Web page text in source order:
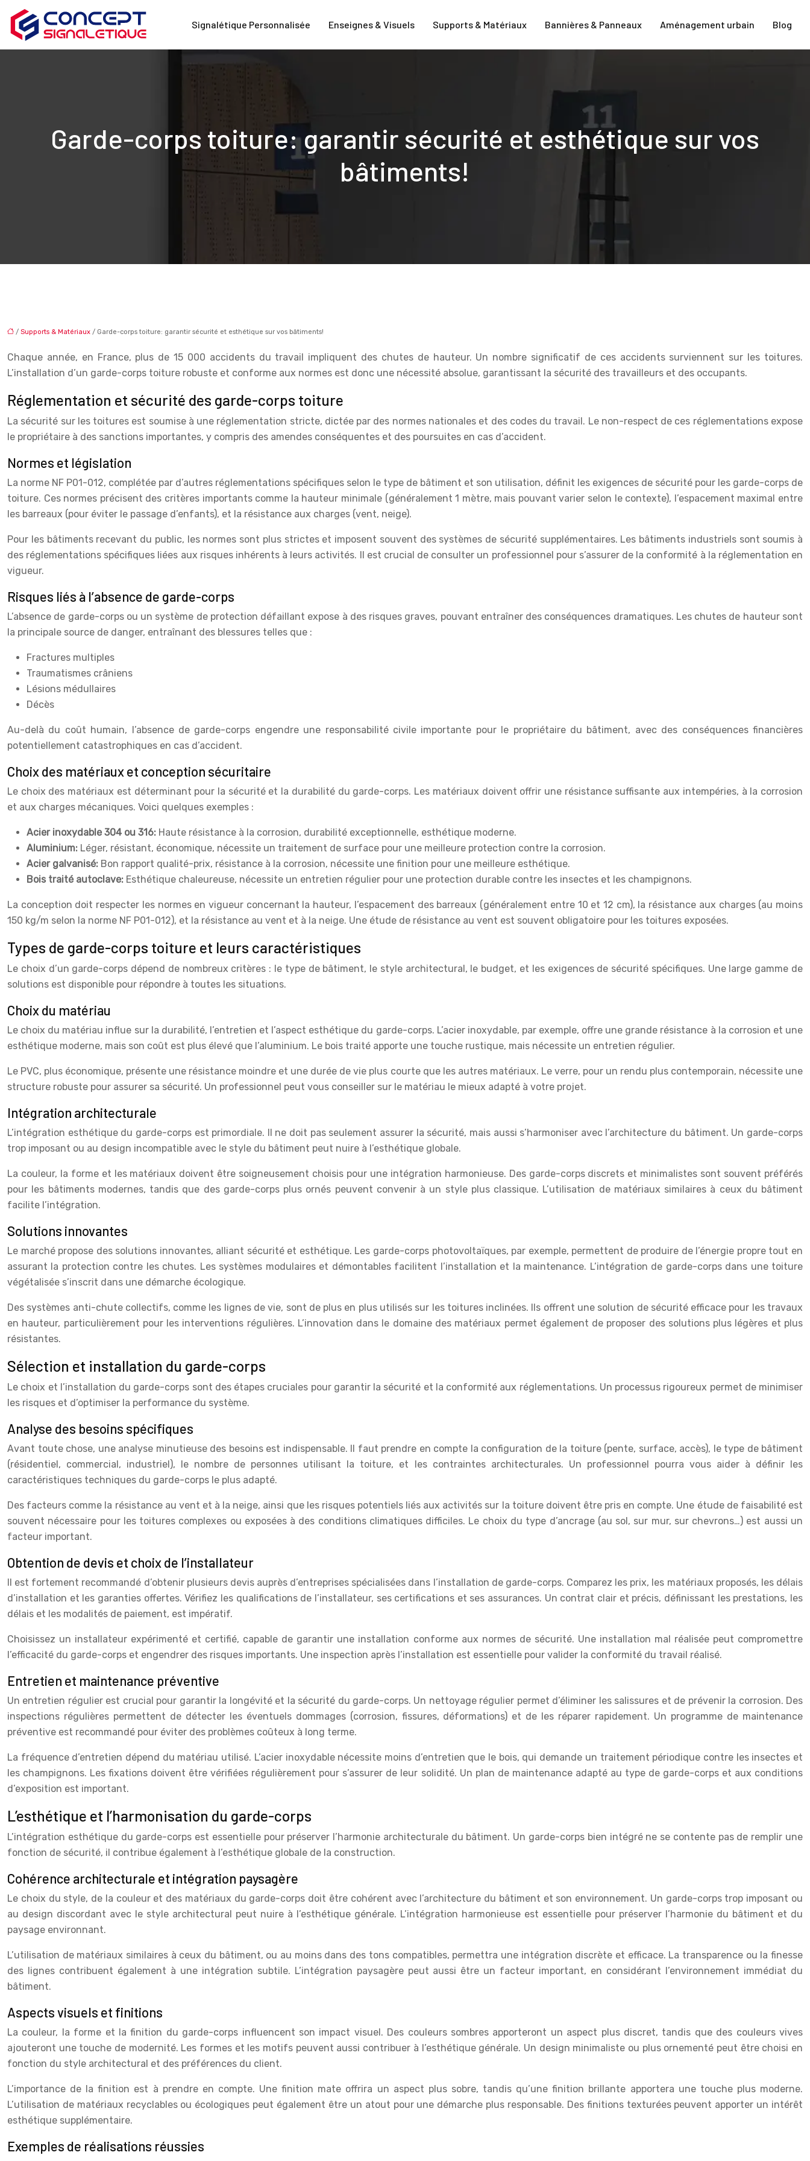
Signalétique Personnalisée Enseignes & Visuels Supports & Matériaux Bannières & Panneaux Aménagement urbain Blog
Garde-corps toiture: garantir sécurité et esthétique sur vos
bâtiments!
/ Supports & Matériaux / Garde-corps toiture: garantir sécurité et esthétique sur vos bâtiments!
Chaque année, en France, plus de 15 000 accidents du travail impliquent des chutes de hauteur. Un nombre significatif de ces accidents surviennent sur les toitures.
L’installation d’un garde-corps toiture robuste et conforme aux normes est donc une nécessité absolue, garantissant la sécurité des travailleurs et des occupants.
Réglementation et sécurité des garde-corps toiture
La sécurité sur les toitures est soumise à une réglementation stricte, dictée par des normes nationales et des codes du travail. Le non-respect de ces réglementations expose
le propriétaire à des sanctions importantes, y compris des amendes conséquentes et des poursuites en cas d’accident.
Normes et législation
La norme NF P01-012, complétée par d’autres réglementations spécifiques selon le type de bâtiment et son utilisation, définit les exigences de sécurité pour les garde-corps de
toiture. Ces normes précisent des critères importants comme la hauteur minimale (généralement 1 mètre, mais pouvant varier selon le contexte), l’espacement maximal entre
les barreaux (pour éviter le passage d’enfants), et la résistance aux charges (vent, neige).
Pour les bâtiments recevant du public, les normes sont plus strictes et imposent souvent des systèmes de sécurité supplémentaires. Les bâtiments industriels sont soumis à
des réglementations spécifiques liées aux risques inhérents à leurs activités. Il est crucial de consulter un professionnel pour s’assurer de la conformité à la réglementation en
vigueur.
Risques liés à l’absence de garde-corps
L’absence de garde-corps ou un système de protection défaillant expose à des risques graves, pouvant entraîner des conséquences dramatiques. Les chutes de hauteur sont
la principale source de danger, entraînant des blessures telles que :
Fractures multiples
Traumatismes crâniens
Lésions médullaires
Décès
Au-delà du coût humain, l’absence de garde-corps engendre une responsabilité civile importante pour le propriétaire du bâtiment, avec des conséquences financières
potentiellement catastrophiques en cas d’accident.
Choix des matériaux et conception sécuritaire
Le choix des matériaux est déterminant pour la sécurité et la durabilité du garde-corps. Les matériaux doivent offrir une résistance suffisante aux intempéries, à la corrosion
et aux charges mécaniques. Voici quelques exemples :
Acier inoxydable 304 ou 316: Haute résistance à la corrosion, durabilité exceptionnelle, esthétique moderne.
Aluminium: Léger, résistant, économique, nécessite un traitement de surface pour une meilleure protection contre la corrosion.
Acier galvanisé: Bon rapport qualité-prix, résistance à la corrosion, nécessite une finition pour une meilleure esthétique.
Bois traité autoclave: Esthétique chaleureuse, nécessite un entretien régulier pour une protection durable contre les insectes et les champignons.
La conception doit respecter les normes en vigueur concernant la hauteur, l’espacement des barreaux (généralement entre 10 et 12 cm), la résistance aux charges (au moins
150 kg/m selon la norme NF P01-012), et la résistance au vent et à la neige. Une étude de résistance au vent est souvent obligatoire pour les toitures exposées.
Types de garde-corps toiture et leurs caractéristiques
Le choix d’un garde-corps dépend de nombreux critères : le type de bâtiment, le style architectural, le budget, et les exigences de sécurité spécifiques. Une large gamme de
solutions est disponible pour répondre à toutes les situations.
Choix du matériau
Le choix du matériau influe sur la durabilité, l’entretien et l’aspect esthétique du garde-corps. L’acier inoxydable, par exemple, offre une grande résistance à la corrosion et une
esthétique moderne, mais son coût est plus élevé que l’aluminium. Le bois traité apporte une touche rustique, mais nécessite un entretien régulier.
Le PVC, plus économique, présente une résistance moindre et une durée de vie plus courte que les autres matériaux. Le verre, pour un rendu plus contemporain, nécessite une
structure robuste pour assurer sa sécurité. Un professionnel peut vous conseiller sur le matériau le mieux adapté à votre projet.
Intégration architecturale
L’intégration esthétique du garde-corps est primordiale. Il ne doit pas seulement assurer la sécurité, mais aussi s’harmoniser avec l’architecture du bâtiment. Un garde-corps
trop imposant ou au design incompatible avec le style du bâtiment peut nuire à l’esthétique globale.
La couleur, la forme et les matériaux doivent être soigneusement choisis pour une intégration harmonieuse. Des garde-corps discrets et minimalistes sont souvent préférés
pour les bâtiments modernes, tandis que des garde-corps plus ornés peuvent convenir à un style plus classique. L’utilisation de matériaux similaires à ceux du bâtiment
facilite l’intégration.
Solutions innovantes
Le marché propose des solutions innovantes, alliant sécurité et esthétique. Les garde-corps photovoltaïques, par exemple, permettent de produire de l’énergie propre tout en
assurant la protection contre les chutes. Les systèmes modulaires et démontables facilitent l’installation et la maintenance. L’intégration de garde-corps dans une toiture
végétalisée s’inscrit dans une démarche écologique.
Des systèmes anti-chute collectifs, comme les lignes de vie, sont de plus en plus utilisés sur les toitures inclinées. Ils offrent une solution de sécurité efficace pour les travaux
en hauteur, particulièrement pour les interventions régulières. L’innovation dans le domaine des matériaux permet également de proposer des solutions plus légères et plus
résistantes.
Sélection et installation du garde-corps
Le choix et l’installation du garde-corps sont des étapes cruciales pour garantir la sécurité et la conformité aux réglementations. Un processus rigoureux permet de minimiser
les risques et d’optimiser la performance du système.
Analyse des besoins spécifiques
Avant toute chose, une analyse minutieuse des besoins est indispensable. Il faut prendre en compte la configuration de la toiture (pente, surface, accès), le type de bâtiment
(résidentiel, commercial, industriel), le nombre de personnes utilisant la toiture, et les contraintes architecturales. Un professionnel pourra vous aider à définir les
caractéristiques techniques du garde-corps le plus adapté.
Des facteurs comme la résistance au vent et à la neige, ainsi que les risques potentiels liés aux activités sur la toiture doivent être pris en compte. Une étude de faisabilité est
souvent nécessaire pour les toitures complexes ou exposées à des conditions climatiques difficiles. Le choix du type d’ancrage (au sol, sur mur, sur chevrons…) est aussi un
facteur important.
Obtention de devis et choix de l’installateur
Il est fortement recommandé d’obtenir plusieurs devis auprès d’entreprises spécialisées dans l’installation de garde-corps. Comparez les prix, les matériaux proposés, les délais
d’installation et les garanties offertes. Vérifiez les qualifications de l’installateur, ses certifications et ses assurances. Un contrat clair et précis, définissant les prestations, les
délais et les modalités de paiement, est impératif.
Choisissez un installateur expérimenté et certifié, capable de garantir une installation conforme aux normes de sécurité. Une installation mal réalisée peut compromettre
l’efficacité du garde-corps et engendrer des risques importants. Une inspection après l’installation est essentielle pour valider la conformité du travail réalisé.
Entretien et maintenance préventive
Un entretien régulier est crucial pour garantir la longévité et la sécurité du garde-corps. Un nettoyage régulier permet d’éliminer les salissures et de prévenir la corrosion. Des
inspections régulières permettent de détecter les éventuels dommages (corrosion, fissures, déformations) et de les réparer rapidement. Un programme de maintenance
préventive est recommandé pour éviter des problèmes coûteux à long terme.
La fréquence d’entretien dépend du matériau utilisé. L’acier inoxydable nécessite moins d’entretien que le bois, qui demande un traitement périodique contre les insectes et
les champignons. Les fixations doivent être vérifiées régulièrement pour s’assurer de leur solidité. Un plan de maintenance adapté au type de garde-corps et aux conditions
d’exposition est important.
L’esthétique et l’harmonisation du garde-corps
L’intégration esthétique du garde-corps est essentielle pour préserver l’harmonie architecturale du bâtiment. Un garde-corps bien intégré ne se contente pas de remplir une
fonction de sécurité, il contribue également à l’esthétique globale de la construction.
Cohérence architecturale et intégration paysagère
Le choix du style, de la couleur et des matériaux du garde-corps doit être cohérent avec l’architecture du bâtiment et son environnement. Un garde-corps trop imposant ou
au design discordant avec le style architectural peut nuire à l’esthétique générale. L’intégration harmonieuse est essentielle pour préserver l’harmonie du bâtiment et du
paysage environnant.
L’utilisation de matériaux similaires à ceux du bâtiment, ou au moins dans des tons compatibles, permettra une intégration discrète et efficace. La transparence ou la finesse
des lignes contribuent également à une intégration subtile. L’intégration paysagère peut aussi être un facteur important, en considérant l’environnement immédiat du
bâtiment.
Aspects visuels et finitions
La couleur, la forme et la finition du garde-corps influencent son impact visuel. Des couleurs sombres apporteront un aspect plus discret, tandis que des couleurs vives
ajouteront une touche de modernité. Les formes et les motifs peuvent aussi contribuer à l’esthétique générale. Un design minimaliste ou plus ornementé peut être choisi en
fonction du style architectural et des préférences du client.
L’importance de la finition est à prendre en compte. Une finition mate offrira un aspect plus sobre, tandis qu’une finition brillante apportera une touche plus moderne.
L’utilisation de matériaux recyclables ou écologiques peut également être un atout pour une démarche plus responsable. Des finitions texturées peuvent apporter un intérêt
esthétique supplémentaire.
Exemples de réalisations réussies